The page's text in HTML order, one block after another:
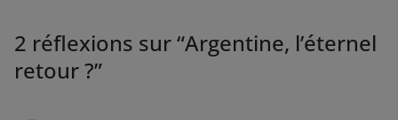
2 réflexions sur “Argentine, l’éternel
retour ?”